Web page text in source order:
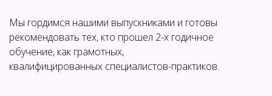
Мы гордимся нашими выпускниками и готовы
рекомендовать тех, кто прошел 2-х годичное
обучение, как грамотных,
квалифицированных специалистов-практиков.